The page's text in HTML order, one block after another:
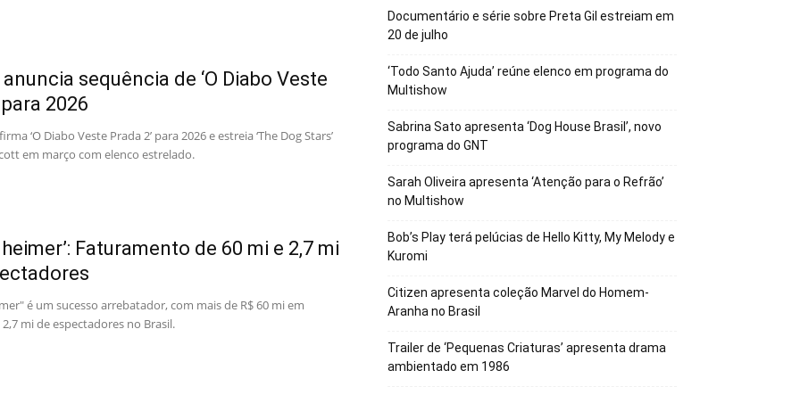
sequência de ‘O Diabo Veste
2026
‘O Diabo Veste Prada 2’ para 2026 e estreia ‘The Dog Stars’
em março com elenco estrelado.
Faturamento de 60 mi e 2,7 mi
é um sucesso arrebatador, com mais de R$ 60 mi em
mi de espectadores no Brasil.
Documentário e série sobre Preta Gil estreiam em
20 de julho
‘Todo Santo Ajuda’ reúne elenco em programa do
Multishow
Sabrina Sato apresenta ‘Dog House Brasil’, novo
programa do GNT
Sarah Oliveira apresenta ‘Atenção para o Refrão’
no Multishow
Bob’s Play terá pelúcias de Hello Kitty, My Melody e
Kuromi
Citizen apresenta coleção Marvel do Homem-
Aranha no Brasil
Trailer de ‘Pequenas Criaturas’ apresenta drama
ambientado em 1986